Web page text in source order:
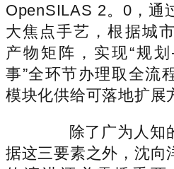
OpenSILAS 2。0，通
大焦点手艺，根据城
产物矩阵，实现“规
事”全环节办理取全流
模块化供给可落地扩展
除了广为人知
据这三要素之外，沈向